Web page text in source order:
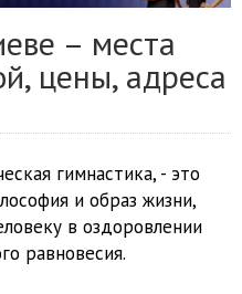
– места
цены, адреса
гимнастика, - это
и образ жизни,
в оздоровлении
равновесия.